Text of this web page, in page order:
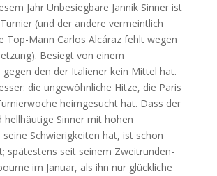
Jahr Unbesiegbare Jannik Sinner ist
(und der andere vermeintlich
Top-Mann Carlos Alcáraz fehlt wegen
Besiegt von einem
den der Italiener kein Mittel hat.
die ungewöhnliche Hitze, die Paris
heimgesucht hat. Dass der
hellhäutige Sinner mit hohen
Schwierigkeiten hat, ist schon
spätestens seit seinem Zweitrunden-
im Januar, als ihn nur glückliche